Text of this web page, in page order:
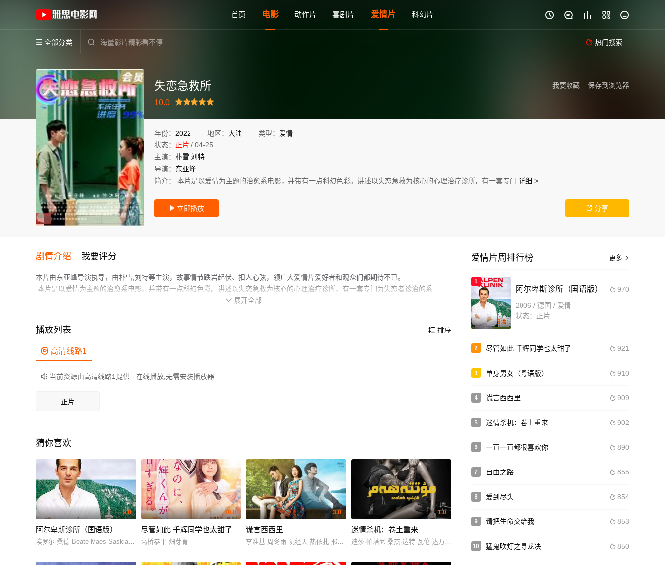
首页 电影 动作片 喜剧片 爱情片 科幻片     
 全部分类   热门搜索
《失恋急救所》(2022)大陆国语高清电影免费在线观看 - 雅思电影网
保存到浏览器
我要收藏
失恋急救所
10.0
很差较差 还行推荐力荐
年份： 2022 地区： 大陆 类型： 爱情
状态： 正片 / 04-25
主演： 朴雪 刘特
导演： 东亚峰
简介：
本片是以爱情为主题的治愈系电影，并带有一点科幻色彩。讲述以失恋急救为核心的心理治疗诊所，有一套专门 详细 >
 立即播放  分享
剧情介绍 我要评分
本片由东亚峰导演执导，由朴雪,刘特等主演，故事情节跌岩起伏、扣人心弦，领广大爱情片爱好者和观众们都期待不已。
本片是以爱情为主题的治愈系电影，并带有一点科幻色彩。讲述以失恋急救为核心的心理治疗诊所，有一套专门为失恋者诊治的系...
作为一部 上映的爱情电影，在当期同类题材影片中具有一定的看点，在演员表现和剧情架构上也都有不错的亮点，剧情紧凑，角色塑造
 展开全部
 排序
播放列表
 高清线路1
 当前资源由高清线路1提供 - 在线播放,无需安装播放器
正片
猜你喜欢
9.0
阿尔卑斯诊所（国语版）
埃罗尔·桑德 Beate Maes Saskia Valenda
10.0
尽管如此 千辉同学也太甜了
高桥恭平 畑芽育
3.0
谎言西西里
李准基 周冬雨 阮经天 热依扎 邢佳栋
1.0
迷情杀机：卷土重来
迪莎·帕塔尼 桑杰·达特 瓦伦·达万 约翰·亚伯拉罕 塔拉·苏塔莉娅 阿迪亚·罗伊·卡普尔 阿琼·卡普尔 Shivam
更多 
爱情片周排行榜
1
9.0
 970
阿尔卑斯诊所（国语版）
2006 / 德国 / 爱情
状态：正片
2  921
尽管如此 千辉同学也太甜了
3  910
单身男女（粤语版）
4  909
谎言西西里
5  902
迷情杀机：卷土重来
6  890
一直一直都很喜欢你
7  855
自由之路
8  854
爱到尽头
9  853
请把生命交给我
10  850
猛鬼吹灯之寻龙决